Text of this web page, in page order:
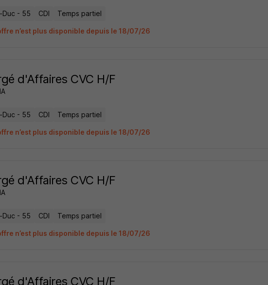
Duc - 55 CDI Temps partiel
n’est plus disponible depuis le 18/07/26
d'Affaires CVC H/F
Duc - 55 CDI Temps partiel
n’est plus disponible depuis le 18/07/26
d'Affaires CVC H/F
Duc - 55 CDI Temps partiel
n’est plus disponible depuis le 18/07/26
d'Affaires CVC H/F